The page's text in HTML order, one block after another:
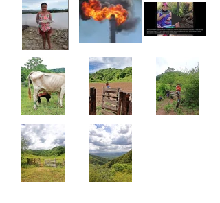
‘Voces del Chaco’ busca visibilizar las perspectivas humanas locales
del Chaco boliviano, brindando un espacio de auto- representación
para quienes habitan la región y para la diáspora chaqueña. Los
autores de estas fotografías representan una visión local y personal
sobre la experiencia de habitar el entorno y de pertenecer a las
comunidades chaqueñas.
Profesionales o autodidactas, est@s fotógraf@s expresan su
mensaje a través de interesantes capturas que comunican tanto la
riqueza natural y cultural de la zona, como las luchas y desafíos a los
que se enfrentan sus habitantes en la actualidad.